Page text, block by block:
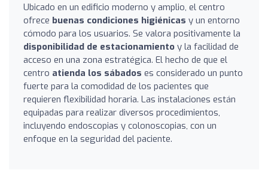
Ubicado en un edificio moderno y amplio, el centro
ofrece buenas condiciones higiénicas y un entorno
cómodo para los usuarios. Se valora positivamente la
disponibilidad de estacionamiento y la facilidad de
acceso en una zona estratégica. El hecho de que el
centro atienda los sábados es considerado un punto
fuerte para la comodidad de los pacientes que
requieren flexibilidad horaria. Las instalaciones están
equipadas para realizar diversos procedimientos,
incluyendo endoscopias y colonoscopias, con un
enfoque en la seguridad del paciente.